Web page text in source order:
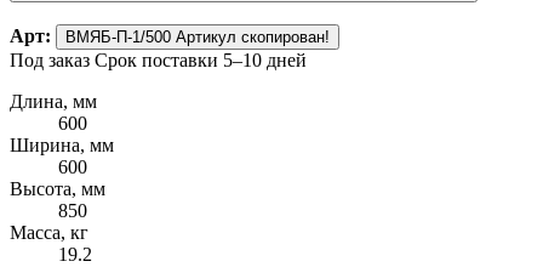
Арт: ВМЯБ-П-1/500 Артикул скопирован!
Под заказ Срок поставки 5–10 дней
Длина, мм
600
Ширина, мм
600
Высота, мм
850
Масса, кг
19.2